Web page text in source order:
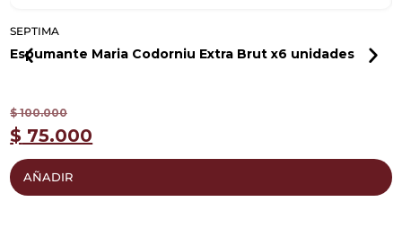
SEPTIMA
Espumante Maria Codorniu Extra Brut x6 unidades
$100.000
$ 75.000
AÑADIR